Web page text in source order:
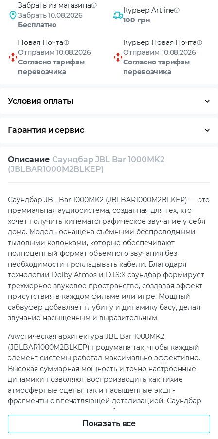
Забрать из магазина
Забрать 10.08.2026
Бесплатно
Курьер Artline
100 грн
Новая Почта
Отправим 10.08.2026
Согласно тарифам
перевозчика
Курьер Новая Почта
Отправим 10.08.2026
Согласно тарифам
перевозчика
Условия оплаты
Гарантия и сервис
Собственный сервисный центр
Описание Саундбар JBL Bar 1000MK2
(JBLBAR1000M2BLKEP)
Саундбар JBL Bar 1000MK2 (JBLBAR1000M2BLKEP) — это
премиальная аудиосистема, созданная для тех, кто
хочет получить кинематографическое звучание у себя
дома. Модель оснащена съёмными беспроводными
тыловыми колонками, которые обеспечивают
полноценный формат объемного звучания без
необходимости прокладывать кабели. Благодаря
технологии Dolby Atmos и DTS:X саундбар формирует
трёхмерное звуковое пространство, создавая эффект
присутствия в каждом фильме или игре. Мощный
сабвуфер добавляет глубину и динамику басу, делая
звучание насыщенным и выразительным.
Акустическая архитектура JBL Bar 1000MK2
(JBLBAR1000M2BLKEP) продумана так, чтобы каждый
элемент системы работал максимально эффективно.
Высокая суммарная мощность и точно настроенные
динамики позволяют воспроизводить как тихие
атмосферные сцены, так и насыщенные экшн-
фрагменты с впечатляющей детализацией. Саундбар
поддерживает HDMI eARC, обеспечивая передачу
несжатого аудиосигнала и удобное управление через
телевизор.
Показать все